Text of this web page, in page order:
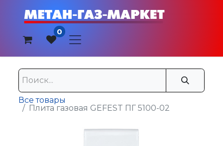
0
Все товары
Плита газовая GEFEST ПГ 5100-02